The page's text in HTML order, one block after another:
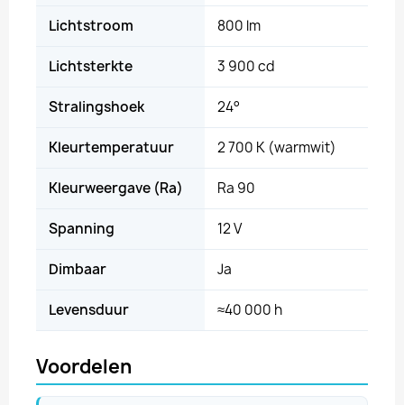
Lichtstroom 800 lm
Lichtsterkte 3 900 cd
Stralingshoek 24°
Kleurtemperatuur 2 700 K (warmwit)
Kleurweergave (Ra) Ra 90
Spanning 12 V
Dimbaar Ja
Levensduur ≈40 000 h
Voordelen